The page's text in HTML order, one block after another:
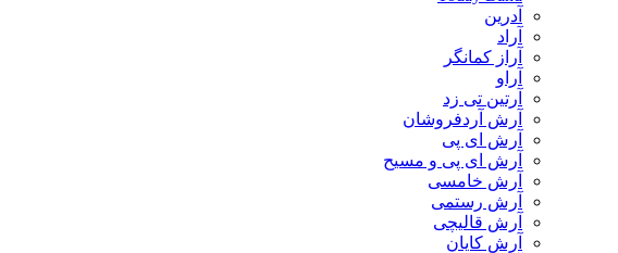
آدرین
آراد
آراز کمانگر
آراو
آرتین تی زد
آرش آردفروشان
آرش ای پی
آرش ای پی و مسیح
آرش خامسی
آرش رستمی
آرش قالیچی
آرش کایان